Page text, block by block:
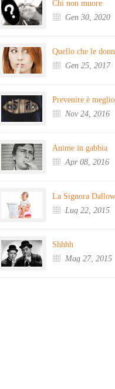
Chi non muore
Gen 30, 2020
Quello che le
Gen 25, 2017
Prevenire è
Nov 24, 2016
Anime in gabbia
Apr 08, 2016
La Signora
Lug 22, 2015
Shhhh
Mag 27, 2015